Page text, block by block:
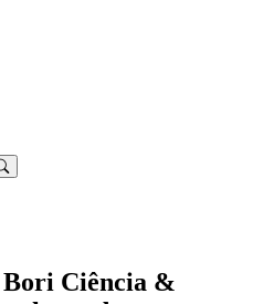
Ciência &